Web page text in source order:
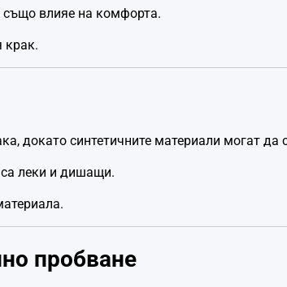
също влияе на комфорта.
крак.
докато синтетичните материали могат да
са леки и дишащи.
пробване